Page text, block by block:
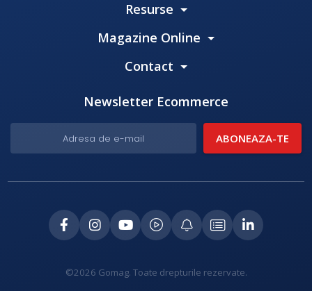
Resurse
Magazine Online
Contact
Newsletter Ecommerce
©2026 Gomag. Toate drepturile rezervate.